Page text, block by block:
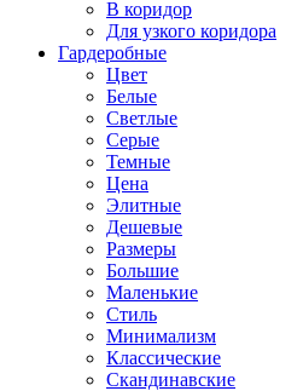
В коридор
Для узкого коридора
Гардеробные
Цвет
Белые
Светлые
Серые
Темные
Цена
Элитные
Дешевые
Размеры
Большие
Маленькие
Стиль
Минимализм
Классические
Скандинавские